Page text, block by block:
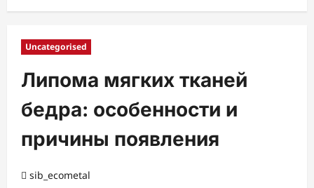
Uncategorised
Липома мягких тканей
бедра: особенности и
причины появления
sib_ecometal